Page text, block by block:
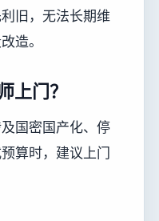
旧，无法长期维
造。
上门？
国密国产化、停
算时，建议上门